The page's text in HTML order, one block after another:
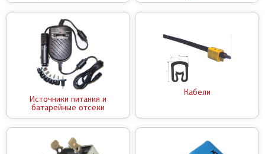
Источники питания и
батарейные отсеки
Кабели